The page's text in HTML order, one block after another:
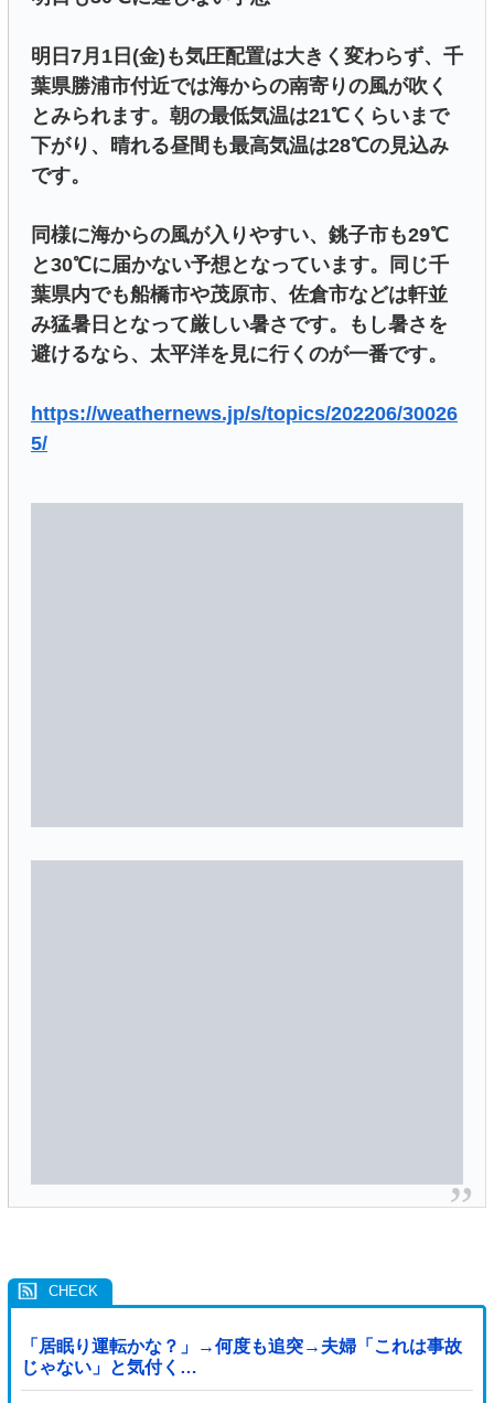
明日7月1日(金)も気圧配置は大きく変わらず、千
葉県勝浦市付近では海からの南寄りの風が吹く
とみられます。朝の最低気温は21℃くらいまで
下がり、晴れる昼間も最高気温は28℃の見込み
です。
同様に海からの風が入りやすい、銚子市も29℃
と30℃に届かない予想となっています。同じ千
葉県内でも船橋市や茂原市、佐倉市などは軒並
み猛暑日となって厳しい暑さです。もし暑さを
避けるなら、太平洋を見に行くのが一番です。
https://weathernews.jp/s/topics/202206/30026
5/
「居眠り運転かな？」→何度も追突→夫婦「これは事故
じゃない」と気付く…